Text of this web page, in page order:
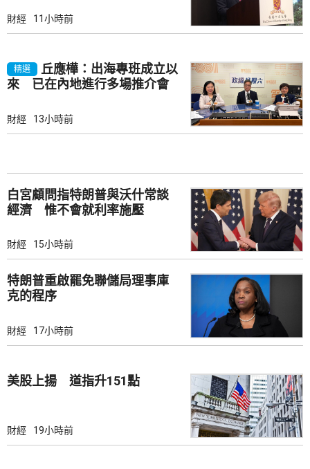
財經 11小時前
精選
丘應樺：出海專班成立以
來 已在內地進行多場推介會
財經 13小時前
白宮顧問指特朗普與沃什常談
經濟 惟不會就利率施壓
財經 15小時前
特朗普重啟罷免聯儲局理事庫
克的程序
財經 17小時前
美股上揚 道指升151點
財經 19小時前